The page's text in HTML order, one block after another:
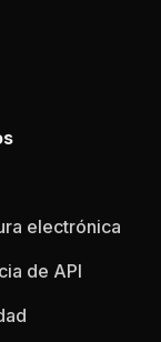
electrónica
de API